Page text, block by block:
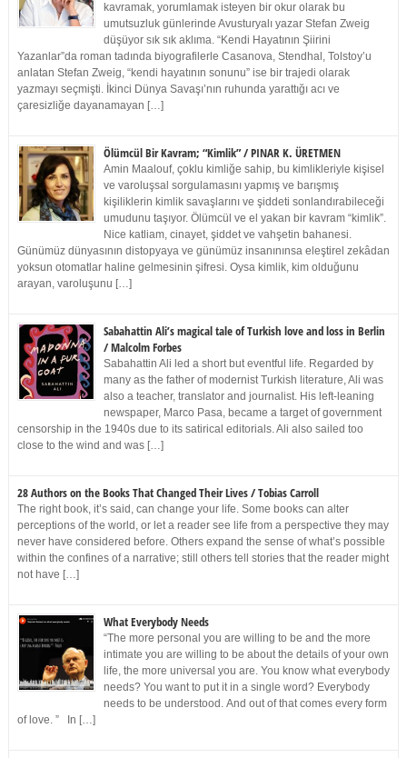
kavramak, yorumlamak isteyen bir okur olarak bu
umutsuzluk günlerinde Avusturyalı yazar Stefan Zweig
düşüyor sık sık aklıma. “Kendi Hayatının Şiirini
Yazanlar”da roman tadında biyografilerle Casanova, Stendhal, Tolstoy’u
anlatan Stefan Zweig, “kendi hayatının sonunu” ise bir trajedi olarak
yazmayı seçmişti. İkinci Dünya Savaşı’nın ruhunda yarattığı acı ve
çaresizliğe dayanamayan […]
Ölümcül Bir Kavram; “Kimlik” / PINAR K. ÜRETMEN
Amin Maalouf, çoklu kimliğe sahip, bu kimlikleriyle kişisel
ve varoluşsal sorgulamasını yapmış ve barışmış
kişiliklerin kimlik savaşlarını ve şiddeti sonlandırabileceği
umudunu taşıyor. Ölümcül ve el yakan bir kavram “kimlik”.
Nice katliam, cinayet, şiddet ve vahşetin bahanesi.
Günümüz dünyasının distopyaya ve günümüz insanınınsa eleştirel zekâdan
yoksun otomatlar haline gelmesinin şifresi. Oysa kimlik, kim olduğunu
arayan, varoluşunu […]
Sabahattin Ali’s magical tale of Turkish love and loss in Berlin
/ Malcolm Forbes
Sabahattin Ali led a short but eventful life. Regarded by
many as the father of modernist Turkish literature, Ali was
also a teacher, translator and journalist. His left-leaning
newspaper, Marco Pasa, became a target of government
censorship in the 1940s due to its satirical editorials. Ali also sailed too
close to the wind and was […]
28 Authors on the Books That Changed Their Lives / Tobias Carroll
The right book, it’s said, can change your life. Some books can alter
perceptions of the world, or let a reader see life from a perspective they may
never have considered before. Others expand the sense of what’s possible
within the confines of a narrative; still others tell stories that the reader might
not have […]
What Everybody Needs
“The more personal you are willing to be and the more
intimate you are willing to be about the details of your own
life, the more universal you are. You know what everybody
needs? You want to put it in a single word? Everybody
needs to be understood. And out of that comes every form
of love. ” In […]